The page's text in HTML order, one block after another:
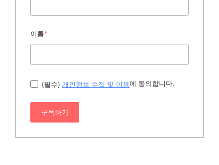
이름*
(필수) 개인정보 수집 및 이용에 동의합니다.
구독하기